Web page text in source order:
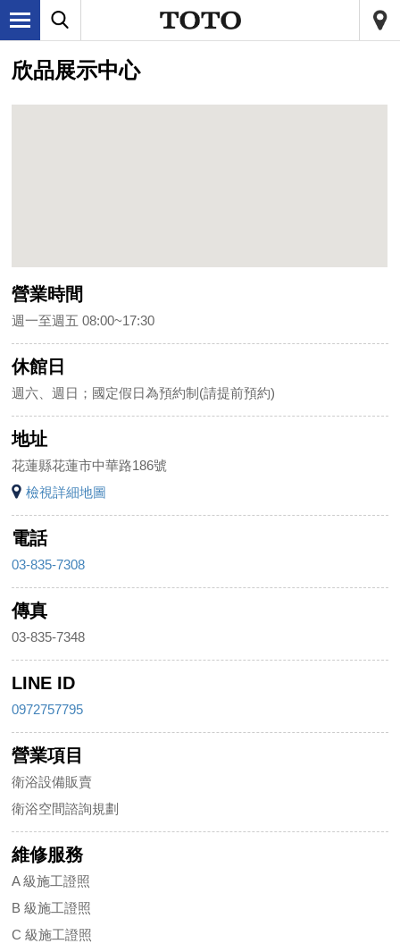
欣品展示中心
營業時間
週一至週五 08:00~17:30
休館日
週六、週日；國定假日為預約制(請提前預約)
地址
花蓮縣花蓮市中華路186號
檢視詳細地圖
電話
03-835-7308
傳真
03-835-7348
LINE ID
0972757795
營業項目
衛浴設備販賣
衛浴空間諮詢規劃
維修服務
A 級施工證照
B 級施工證照
C 級施工證照